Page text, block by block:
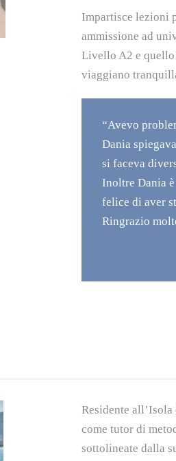
Impartisce lezioni
ammissione ad
Livello A2 e quello
viaggiano
“Avevo
Dania
si faceva
Inoltre Dania è
felice di aver
Ringrazio
Residente
come tutor di
sottolineate dalla